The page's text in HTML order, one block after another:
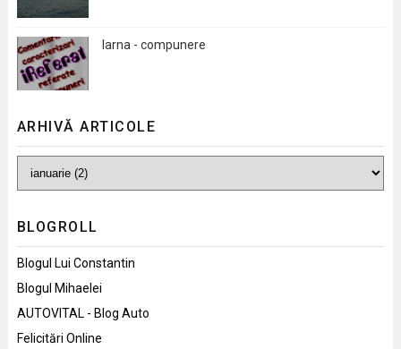
Iarna - compunere
ARHIVĂ ARTICOLE
BLOGROLL
Blogul Lui Constantin
Blogul Mihaelei
AUTOVITAL - Blog Auto
Felicitări Online